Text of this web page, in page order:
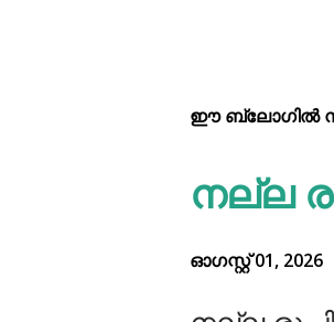
ഈ ബ്ലോഗിൽ
നല്ല
ഓഗസ്റ്റ് 01, 2026